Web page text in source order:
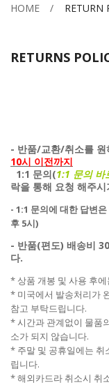
HOME RETURN
RETURNS
- 반품/교환/취소를 원
10시 이전까지
1:1 문의(1:1 문의 바
락을 통해 요청 해주
- 1:1 문의에 대한 답변
후 5시)
- 반품(편도) 배송비
다.
* 상품 개봉 및 사용 후
* 미국에서 발송처리가
참고 부탁드립니다.
* 시간과 관계없이 물품
소가 되지 않습니다.
* 주말 및 공휴일에는 취
립니다.
* 해외카드라 취소시 취